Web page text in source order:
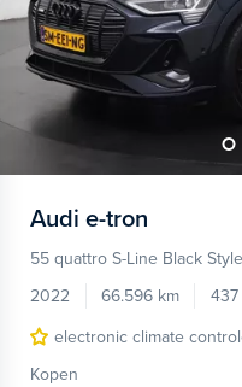
Audi e-tron
55 quattro S-Line Black
2022
66.596 km 437
electronic climate
Kopen